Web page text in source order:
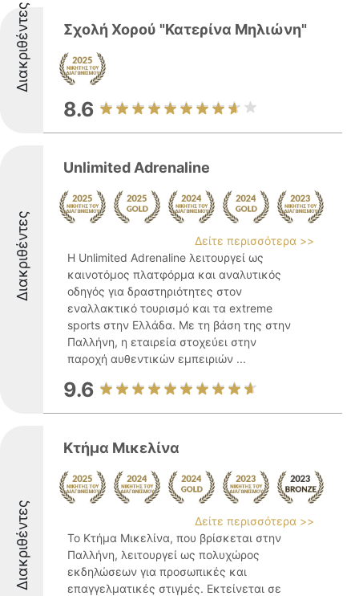
Διακριθέντες Σχολή Χορού "Κατερίνα Μηλιώνη"
8.6
Διακριθέντες
Unlimited Adrenaline
Δείτε περισσότερα >>
Η Unlimited Adrenaline λειτουργεί ως
καινοτόμος πλατφόρμα και αναλυτικός
οδηγός για δραστηριότητες στον
εναλλακτικό τουρισμό και τα extreme
sports στην Ελλάδα. Με τη βάση της στην
Παλλήνη, η εταιρεία στοχεύει στην
παροχή αυθεντικών εμπειριών ...
9.6
Διακριθέντες
Κτήμα Μικελίνα
Δείτε περισσότερα >>
Το Κτήμα Μικελίνα, που βρίσκεται στην
Παλλήνη, λειτουργεί ως πολυχώρος
εκδηλώσεων για προσωπικές και
επαγγελματικές στιγμές. Εκτείνεται σε